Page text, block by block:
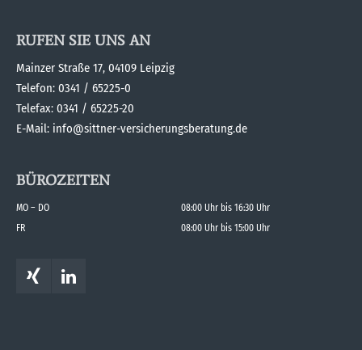
RUFEN SIE UNS AN
Mainzer Straße 17, 04109 Leipzig
Telefon: 0341 / 65225-0
Telefax: 0341 / 65225-20
E-Mail: info@sittner-versicherungsberatung.de
BÜROZEITEN
MO – DO
08:00 Uhr bis 16:30 Uhr
FR
08:00 Uhr bis 15:00 Uhr